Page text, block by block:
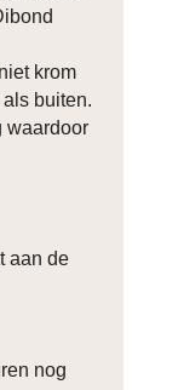
krom
buiten.
waardoor
aan de
nog